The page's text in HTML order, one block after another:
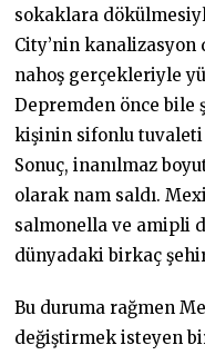
sokaklara
City’nin
nahoş gerçekleriyle
Depremden önce bile
kişinin sifonlu tuvaleti
Sonuç, inanılmaz
olarak nam saldı.
salmonella ve amipli
dünyadaki birkaç
Bu duruma rağmen
değiştirmek isteyen